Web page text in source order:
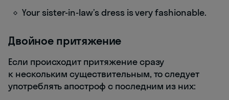
Your sister-in-law’s dress is very fashionable.
Двойное притяжение
Если происходит притяжение сразу
к нескольким существительным, то следует
употреблять апостроф с последним из них: